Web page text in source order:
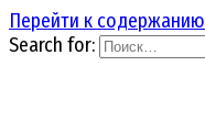
Перейти к содержанию
Search for: